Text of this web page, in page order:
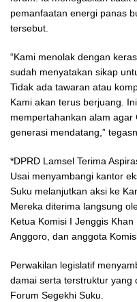
pemanfaatan energi panas
tersebut.
“Kami menolak dengan
sudah menyatakan sikap
Tidak ada tawaran atau
Kami akan terus berjuang.
mempertahankan alam
generasi mendatang,”
*DPRD Lamsel Terima
Usai menyambangi kantor
Suku melanjutkan aksi ke
Mereka diterima langsung
Ketua Komisi I Jenggis
Anggoro, dan anggota
Perwakilan legislatif
damai serta terstruktur yang
Forum Segekhi Suku.